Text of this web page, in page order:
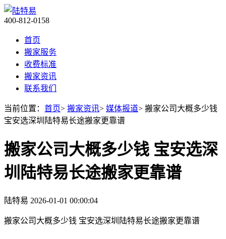
400-812-0158
首页
搬家服务
收费标准
搬家资讯
联系我们
当前位置： 首页> 搬家资讯> 媒体报道> 搬家公司大概多少钱
宝安选深圳陆特易长途搬家更靠谱
搬家公司大概多少钱 宝安选深
圳陆特易长途搬家更靠谱
陆特易 2026-01-01 00:00:04
搬家公司大概多少钱 宝安选深圳陆特易长途搬家更靠谱